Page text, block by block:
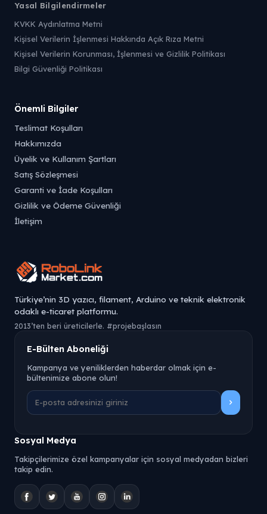
Yasal Bilgilendirmeler
KVKK Aydınlatma Metni
Kişisel Verilerin İşlenmesi Hakkında Açık Rıza Metni
Kişisel Verilerin Korunması, İşlenmesi ve Gizlilik Politikası
Bilgi Güvenliği Politikası
Önemli Bilgiler
Teslimat Koşulları
Hakkımızda
Üyelik ve Kullanım Şartları
Satış Sözleşmesi
Garanti ve İade Koşulları
Gizlilik ve Ödeme Güvenliği
İletişim
Türkiye’nin 3D yazıcı, filament, Arduino ve teknik elektronik
odaklı e-ticaret platformu.
2013’ten beri üreticilerle. #projebaşlasın
E-Bülten Aboneliği
Kampanya ve yeniliklerden haberdar olmak için e-
bültenimize abone olun!
Sosyal Medya
Takipçilerimize özel kampanyalar için sosyal medyadan bizleri
takip edin.